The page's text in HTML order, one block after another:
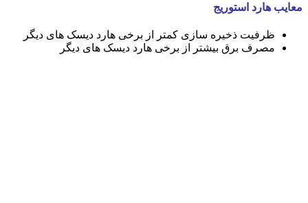
معایب هارد استوریج
ظرفیت ذخیره سازی کمتر از برخی هارد دیسک های دیگر
مصرف برق بیشتر از برخی هارد دیسک های دیگر